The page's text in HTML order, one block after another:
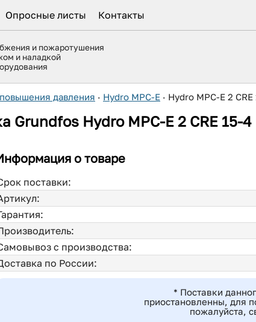
Опросные листы Контакты
и пожаротушения
и наладкой
давления · Hydro MPC-E · Hydro MPC-E 2 CRE
Grundfos Hydro MPC-E 2 CRE 15-4
о товаре
поставки:
с производства:
по России:
* Поставки
приостановленны, для
пожалуйста,